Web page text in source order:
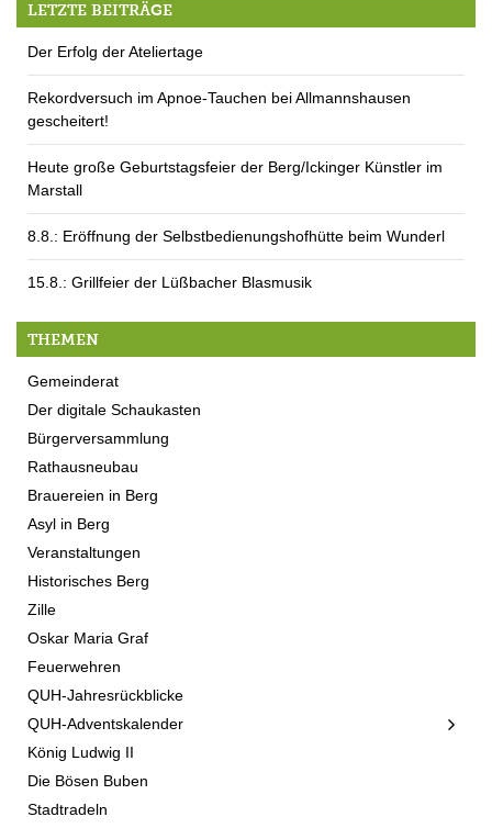
LETZTE BEITRÄGE
Der Erfolg der Ateliertage
Rekordversuch im Apnoe-Tauchen bei Allmannshausen
gescheitert!
Heute große Geburtstagsfeier der Berg/Ickinger Künstler im
Marstall
8.8.: Eröffnung der Selbstbedienungshofhütte beim Wunderl
15.8.: Grillfeier der Lüßbacher Blasmusik
THEMEN
Gemeinderat
Der digitale Schaukasten
Bürgerversammlung
Rathausneubau
Brauereien in Berg
Asyl in Berg
Veranstaltungen
Historisches Berg
Zille
Oskar Maria Graf
Feuerwehren
QUH-Jahresrückblicke
QUH-Adventskalender
König Ludwig II
Die Bösen Buben
Stadtradeln